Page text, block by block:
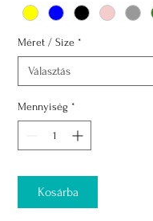
67 mm / 3500 Ft
Méret / Size *
Választás
Mennyiség *
Kosárba